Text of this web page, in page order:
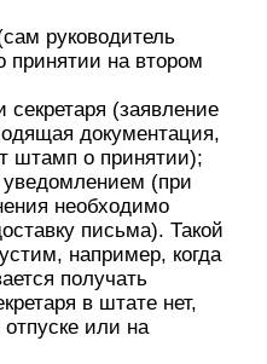
руководитель
принятии на втором
(заявление
документация,
штамп о принятии);
(при
необходимо
письма). Такой
например, когда
получать
в штате нет,
или на